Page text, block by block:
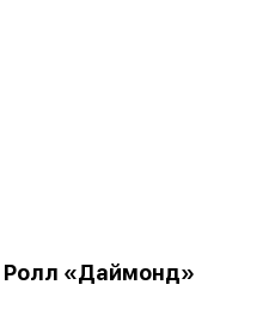
Ролл «Даймонд»